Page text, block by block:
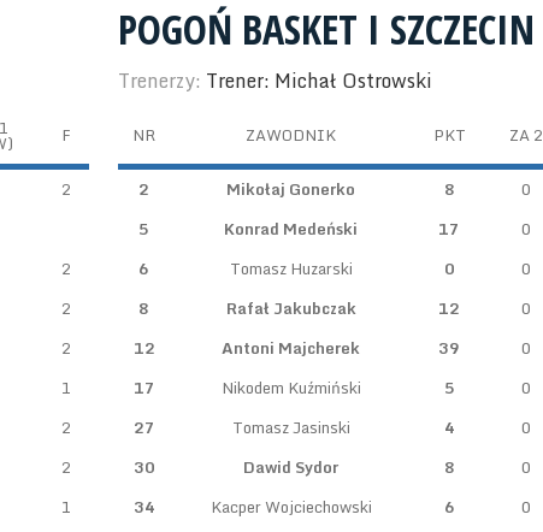
F
2
2
2
2
1
2
2
1
POGOŃ BASKET I SZCZECIN
Trenerzy: Trener: Michał Ostrowski
NR ZAWODNIK PKT ZA 2
2 Mikołaj Gonerko 8 0
5
Konrad Medeński 17 0
6
Tomasz Huzarski 0 0
8
Rafał Jakubczak 12 0
12
Antoni Majcherek 39 0
17
Nikodem Kuźmiński 5 0
27
Tomasz Jasinski 4 0
30
Dawid Sydor 8 0
34
Kacper Wojciechowski 6 0